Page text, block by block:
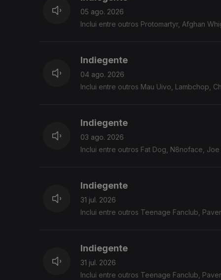
05 ago. 2026
Inclui entre outros Protomartyr, Afghan
Indiegente
04 ago. 2026
Inclui entre outros Mau Uivo, Lambchop,
Indiegente
03 ago. 2026
Inclui entre outros Fat Dog, N8noface,
Indiegente
31 jul. 2026
Inclui entre outros Teenage Fanclub,
Indiegente
31 jul. 2026
Inclui entre outros Teenage Fanclub,